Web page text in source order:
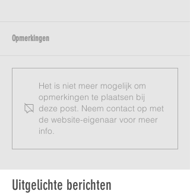
Opmerkingen
Het is niet meer mogelijk om
opmerkingen te plaatsen bij
deze post. Neem contact op met
de website-eigenaar voor meer
info.
Uitgelichte berichten